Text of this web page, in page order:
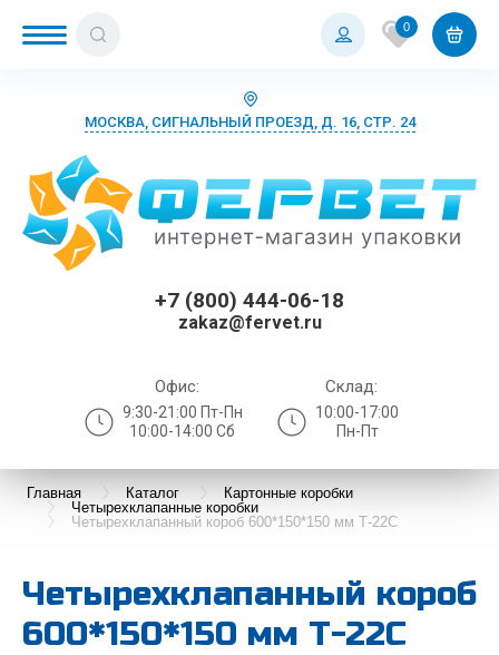
0
МОСКВА, СИГНАЛЬНЫЙ ПРОЕЗД, Д. 16, СТР. 24
+7 (800) 444-06-18
zakaz@fervet.ru
Офис:
9:30-21:00 Пт-Пн
10:00-14:00 Сб
Склад:
10:00-17:00
Пн-Пт
Главная Каталог
Картонные коробки
Четырехклапанные коробки
Четырехклапанный короб 600*150*150 мм Т-22С
Четырехклапанный короб
600*150*150 мм Т-22С